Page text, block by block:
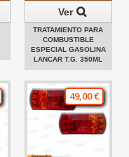
Ver
TRATAMIENTO PARA
COMBUSTIBLE
ESPECIAL GASOLINA
LANCAR T.G. 350ML
49,00 €